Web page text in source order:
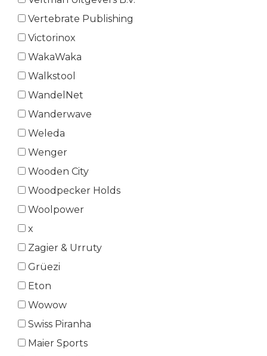
Vertebrate Publishing
Victorinox
WakaWaka
Walkstool
WandelNet
Wanderwave
Weleda
Wenger
Wooden City
Woodpecker Holds
Woolpower
x
Zagier & Urruty
Grüezi
Eton
Wowow
Swiss Piranha
Maier Sports